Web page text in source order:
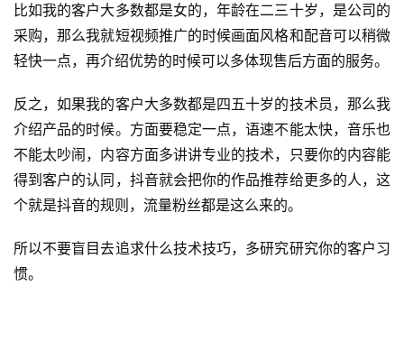
页
关
于
例
比如我的客户大多数都是女的，年龄在二三十岁，是公司的
采购，那么我就短视频推广的时候画面风格和配音可以稍微
轻快一点，再介绍优势的时候可以多体现售后方面的服务。
反之，如果我的客户大多数都是四五十岁的技术员，那么我
介绍产品的时候。方面要稳定一点，语速不能太快，音乐也
不能太吵闹，内容方面多讲讲专业的技术，只要你的内容能
得到客户的认同，抖音就会把你的作品推荐给更多的人，这
个就是抖音的规则，流量粉丝都是这么来的。
所以不要盲目去追求什么技术技巧，多研究研究你的客户习
惯。